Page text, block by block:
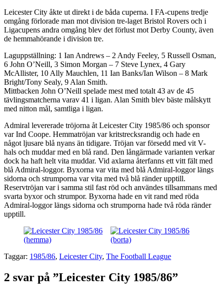
Leicester City åkte ut direkt i de båda cuperna. I FA-cupens tredje
omgång förlorade man mot division tre-laget Bristol Rovers och i
Ligacupens andra omgång blev det förlust mot Derby County, även
de hemmahörande i division tre.
Laguppställning: 1 Ian Andrews – 2 Andy Feeley, 5 Russell Osman,
6 John O’Neill, 3 Simon Morgan – 7 Steve Lynex, 4 Gary
McAllister, 10 Ally Mauchlen, 11 Ian Banks/Ian Wilson – 8 Mark
Bright/Tony Sealy, 9 Alan Smith.
Mittbacken John O’Neill spelade mest med totalt 43 av de 45
tävlingsmatcherna varav 41 i ligan. Alan Smith blev bäste målskytt
med nitton mål, samtliga i ligan.
Admiral levererade tröjorna åt Leicester City 1985/86 och sponsor
var Ind Coope. Hemmatröjan var kritstrecksrandig och hade en
något ljusare blå nyans än tidigare. Tröjan var försedd med vit V-
hals och muddar med en blå rand. Den långärmade varianten verkar
dock ha haft helt vita muddar. Vid axlarna återfanns ett vitt fält med
blå Admiral-loggor. Byxorna var vita med blå Admiral-loggor längs
sidorna och strumporna var vita med två blå ränder upptill.
Reservtröjan var i samma stil fast röd och användes tillsammans med
svarta byxor och strumpor. Byxorna hade en vit rand med röda
Admiral-loggor längs sidorna och strumporna hade två röda ränder
upptill.
Taggar: 1985/86, Leicester City, The Football League
2 svar på ”Leicester City 1985/86”